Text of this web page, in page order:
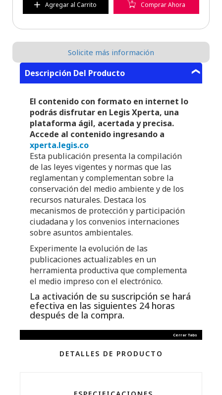
Agregar al Carrito Comprar Ahora
Solicite más información
Descripción Del Producto
El contenido con formato en internet lo
podrás disfrutar en Legis Xperta, una
plataforma ágil, acertada y precisa.
Accede al contenido ingresando a
xperta.legis.co
Esta publicación presenta la compilación
de las leyes vigentes y normas que las
reglamentan y complementan sobre la
conservación del medio ambiente y de los
recursos naturales. Destaca los
mecanismos de protección y participación
ciudadana y los convenios internaciones
sobre asuntos ambientales.
Experimente la evolución de las
publicaciones actualizables en un
herramienta productiva que complementa
el medio impreso con el electrónico.
La activación de su suscripción se hará
efectiva en las siguientes 24 horas
después de la compra.
Cerrar Tabs
DETALLES DE PRODUCTO